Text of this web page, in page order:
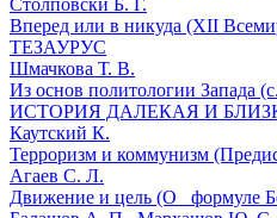
Столповски Б. Г.
Вперед или в никуда (XII
ТЕЗАУРУС
Шмачкова Т. В.
Из основ политологии Запада
ИСТОРИЯ ДАЛЕКАЯ И
Каутский К.
Терроризм и коммунизм
Агаев С. Л.
Движение и цель (О _формуле